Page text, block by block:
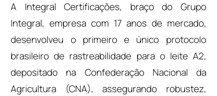
A Integral Certificações, braço do Grupo
Integral, empresa com 17 anos de mercado,
desenvolveu o primeiro e único protocolo
brasileiro de rastreabilidade para o leite A2,
depositado na Confederação Nacional da
Agricultura (CNA), assegurando robustez,